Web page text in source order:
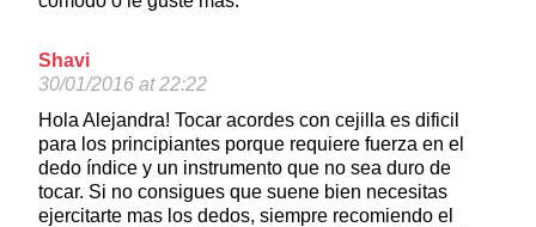
Shavi
30/01/2016 at 22:22
Hola Alejandra! Tocar acordes con cejilla es dificil
para los principiantes porque requiere fuerza en el
dedo índice y un instrumento que no sea duro de
tocar. Si no consigues que suene bien necesitas
ejercitarte mas los dedos, siempre recomiendo el